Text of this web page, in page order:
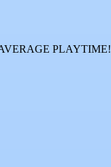
AVERAGE PLAYTIME!